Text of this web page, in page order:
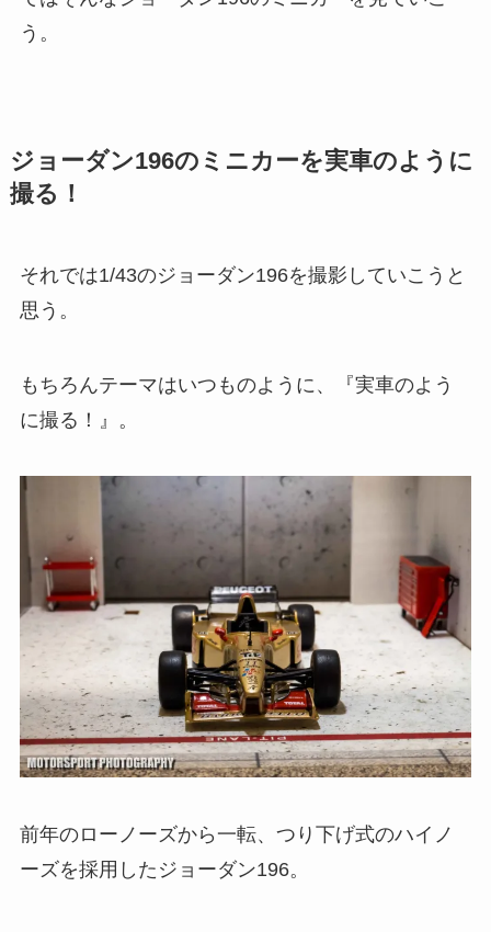
う。
ジョーダン196のミニカーを実車のように
撮る！
それでは1/43のジョーダン196を撮影していこうと
思う。
もちろんテーマはいつものように、『実車のよう
に撮る！』。
前年のローノーズから一転、つり下げ式のハイノ
ーズを採用したジョーダン196。